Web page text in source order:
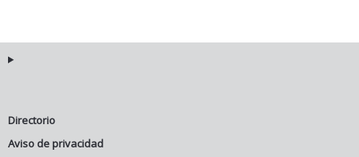
Directorio
Aviso de privacidad